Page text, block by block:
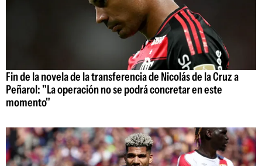
Fin de la novela de la transferencia de Nicolás de la Cruz a
Peñarol: "La operación no se podrá concretar en este
momento"